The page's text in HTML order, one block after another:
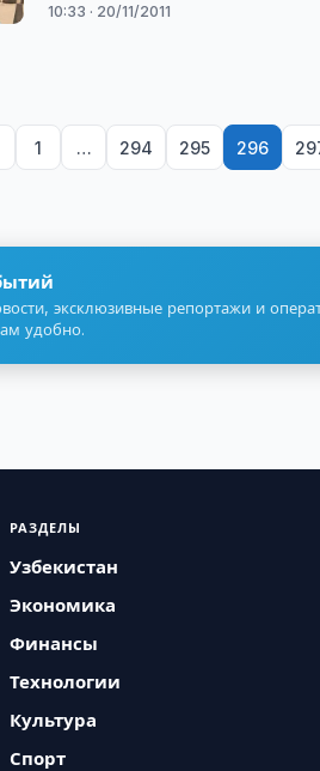
10:33 · 20/11/2011
1 … 294 295 296
эксклюзивные репортажи и
удобно.
РАЗДЕЛЫ
Узбекистан
Экономика
Финансы
Технологии
Культура
Спорт